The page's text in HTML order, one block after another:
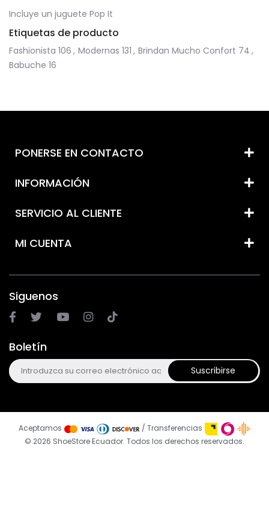
Incluye un juguete Pop It
Etiquetas de producto
Fashionista 106 , Modernas 131 , Brindan Mucho Confort 74 ,
Babuche 16
PONERSE EN CONTACTO
INFORMACIÓN
SERVICIO AL CLIENTE
MI CUENTA
Siguenos
Boletín
Suscribirse
© 2026 ShoeStore Ecuador. Todos los derechos reservados.
Aceptamos / Transferencias